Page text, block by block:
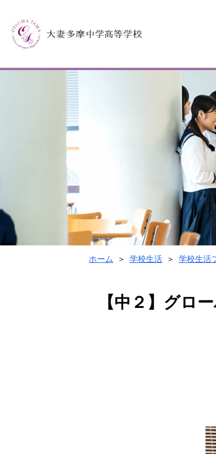
ホーム 学校生活 学校生活
【中２】グロ